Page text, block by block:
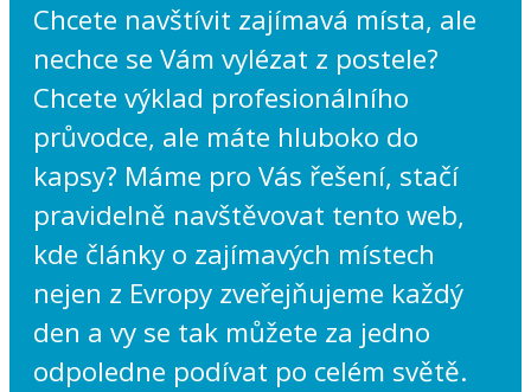
Chcete navštívit zajímavá místa, ale
nechce se Vám vylézat z postele?
Chcete výklad profesionálního
průvodce, ale máte hluboko do
kapsy? Máme pro Vás řešení, stačí
pravidelně navštěvovat tento web,
kde články o zajímavých místech
nejen z Evropy zveřejňujeme každý
den a vy se tak můžete za jedno
odpoledne podívat po celém světě.